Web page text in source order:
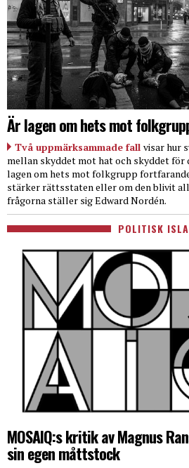
Är lagen om hets mot
Två uppmärksammade fall visar hur
mellan skyddet mot hat och skyddet för
lagen om hets mot folkgrupp
stärker rättsstaten eller om den blivit
frågorna ställer sig Edward Nordén.
POLITISK
MOSAIQ:s kritik av Magnus
sin egen måttstock